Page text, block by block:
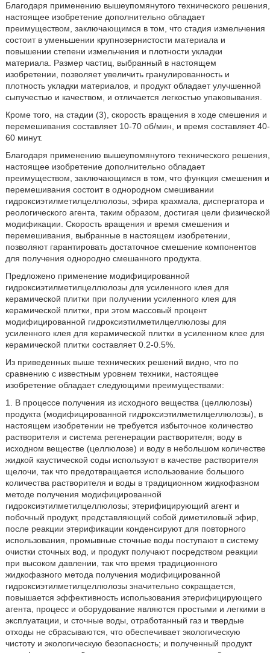
Благодаря применению вышеупомянутого технического решения,
настоящее изобретение дополнительно обладает
преимуществом, заключающимся в том, что стадия измельчения
состоит в уменьшении крупнозернистости материала и
повышении степени измельчения и плотности укладки
материала. Размер частиц, выбранный в настоящем
изобретении, позволяет увеличить гранулированность и
плотность укладки материалов, и продукт обладает улучшенной
сыпучестью и качеством, и отличается легкостью упаковывания.
Кроме того, на стадии (3), скорость вращения в ходе смешения и
перемешивания составляет 10-70 об/мин, и время составляет 40-
60 минут.
Благодаря применению вышеупомянутого технического решения,
настоящее изобретение дополнительно обладает
преимуществом, заключающимся в том, что функция смешения и
перемешивания состоит в однородном смешивании
гидроксиэтилметилцеллюлозы, эфира крахмала, диспергатора и
реологического агента, таким образом, достигая цели физической
модификации. Скорость вращения и время смешения и
перемешивания, выбранные в настоящем изобретении,
позволяют гарантировать достаточное смешение компонентов
для получения однородно смешанного продукта.
Предложено применение модифицированной
гидроксиэтилметилцеллюлозы для усиленного клея для
керамической плитки при получении усиленного клея для
керамической плитки, при этом массовый процент
модифицированной гидроксиэтилметилцеллюлозы для
усиленного клея для керамической плитки в усиленном клее для
керамической плитки составляет 0.2-0.5%.
Из приведенных выше технических решений видно, что по
сравнению с известным уровнем техники, настоящее
изобретение обладает следующими преимуществами:
1. В процессе получения из исходного вещества (целлюлозы)
продукта (модифицированной гидроксиэтилметилцеллюлозы), в
настоящем изобретении не требуется избыточное количество
растворителя и система регенерации растворителя; воду в
исходном веществе (целлюлозе) и воду в небольшом количестве
жидкой каустической соды используют в качестве растворителя
щелочи, так что предотвращается использование большого
количества растворителя и воды в традиционном жидкофазном
методе получения модифицированной
гидроксиэтилметилцеллюлозы; этерифицирующий агент и
побочный продукт, представляющий собой диметиловый эфир,
после реакции этерификации конденсируют для повторного
использования, промывные сточные воды поступают в систему
очистки сточных вод, и продукт получают посредством реакции
при высоком давлении, так что время традиционного
жидкофазного метода получения модифицированной
гидроксиэтилметилцеллюлозы значительно сокращается,
повышается эффективность использования этерифицирующего
агента, процесс и оборудование являются простыми и легкими в
эксплуатации, и сточные воды, отработанный газ и твердые
отходы не сбрасываются, что обеспечивает экологическую
чистоту и экологическую безопасность; и полученный продукт